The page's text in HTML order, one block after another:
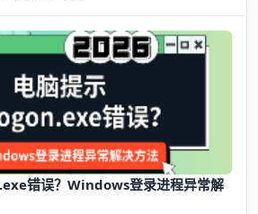
错误？Windows登录进程异常解